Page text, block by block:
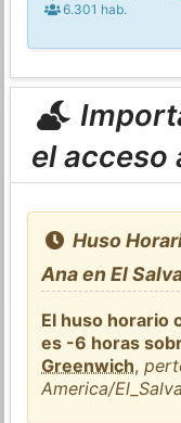
6.301 hab.
el acceso
Huso
Ana en El
El huso horario
es -6 horas
Greenwich,
America/